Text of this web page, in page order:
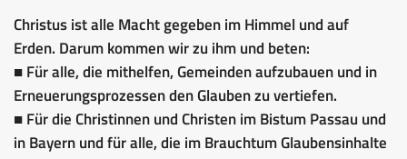
Christus ist alle Macht gegeben im Himmel und auf
Erden. Darum kommen wir zu ihm und beten:
■ Für alle, die mithelfen, Gemeinden aufzubauen und in
Erneuerungsprozessen den Glauben zu vertiefen.
■ Für die Christinnen und Christen im Bistum Passau und
in Bayern und für alle, die im Brauchtum Glaubensinhalte